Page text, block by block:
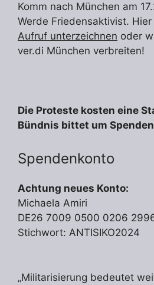
Komm nach München am
Werde Friedensaktivist.
Aufruf unterzeichnen oder
ver.di München verbreiten!
Die Proteste kosten eine
Bündnis bittet um
Spendenkonto
Achtung neues Konto:
Michaela Amiri
DE26 7009 0500 0206
Stichwort: ANTISIKO2024
„Militarisierung bedeutet